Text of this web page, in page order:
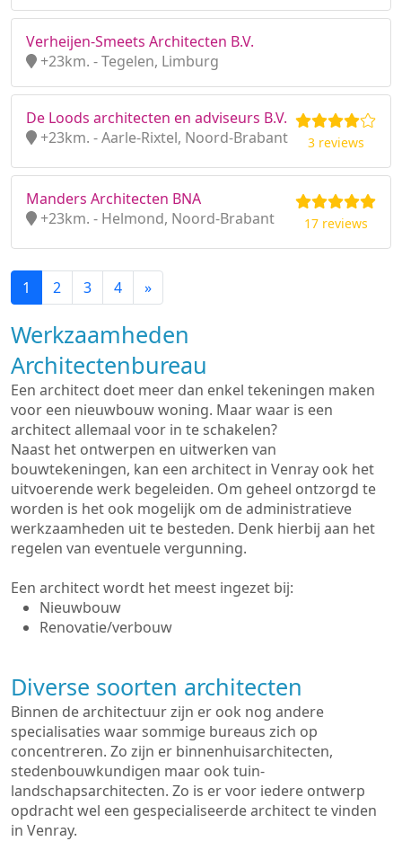
Verheijen-Smeets Architecten B.V.
+23km. - Tegelen, Limburg
De Loods architecten en adviseurs B.V.
+23km. - Aarle-Rixtel, Noord-Brabant
3 reviews
Manders Architecten BNA
+23km. - Helmond, Noord-Brabant
17 reviews
1 2 3 4 »
Werkzaamheden
Architectenbureau
Een architect doet meer dan enkel tekeningen maken
voor een nieuwbouw woning. Maar waar is een
architect allemaal voor in te schakelen?
Naast het ontwerpen en uitwerken van
bouwtekeningen, kan een architect in Venray ook het
uitvoerende werk begeleiden. Om geheel ontzorgd te
worden is het ook mogelijk om de administratieve
werkzaamheden uit te besteden. Denk hierbij aan het
regelen van eventuele vergunning.
Een architect wordt het meest ingezet bij:
Nieuwbouw
Renovatie/verbouw
Diverse soorten architecten
Binnen de architectuur zijn er ook nog andere
specialisaties waar sommige bureaus zich op
concentreren. Zo zijn er binnenhuisarchitecten,
stedenbouwkundigen maar ook tuin-
landschapsarchitecten. Zo is er voor iedere ontwerp
opdracht wel een gespecialiseerde architect te vinden
in Venray.